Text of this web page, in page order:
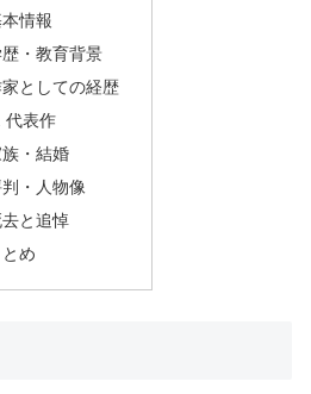
情報
・教育背景
としての経歴
代表作
・結婚
・人物像
と追悼
とめ